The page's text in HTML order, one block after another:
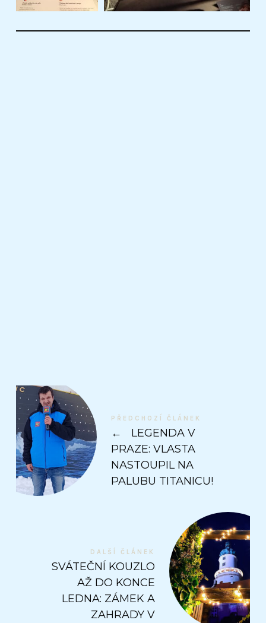
PŘEDCHOZÍ ČLÁNEK
←
LEGENDA V
PRAZE: VLASTA
NASTOUPIL NA
PALUBU TITANICU!
DALŠÍ ČLÁNEK
SVÁTEČNÍ KOUZLO
AŽ DO KONCE
LEDNA: ZÁMEK A
ZAHRADY V